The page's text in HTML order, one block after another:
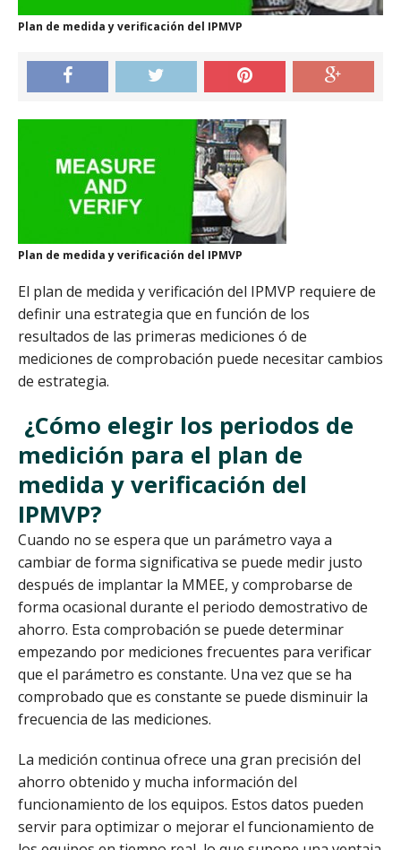
Plan de medida y verificación del IPMVP
Plan de medida y verificación del IPMVP
El plan de medida y verificación del IPMVP requiere de
definir una estrategia que en función de los
resultados de las primeras mediciones ó de
mediciones de comprobación puede necesitar cambios
de estrategia.
¿Cómo elegir los periodos de
medición para el plan de
medida y verificación del
IPMVP?
Cuando no se espera que un parámetro vaya a
cambiar de forma significativa se puede medir justo
después de implantar la MMEE, y comprobarse de
forma ocasional durante el periodo demostrativo de
ahorro. Esta comprobación se puede determinar
empezando por mediciones frecuentes para verificar
que el parámetro es constante. Una vez que se ha
comprobado que es constante se puede disminuir la
frecuencia de las mediciones.
La medición continua ofrece una gran precisión del
ahorro obtenido y mucha información del
funcionamiento de los equipos. Estos datos pueden
servir para optimizar o mejorar el funcionamiento de